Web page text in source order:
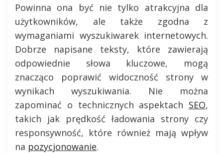
Powinna ona być nie tylko atrakcyjna dla
użytkowników, ale także zgodna z
wymaganiami wyszukiwarek internetowych.
Dobrze napisane teksty, które zawierają
odpowiednie słowa kluczowe, mogą
znacząco poprawić widoczność strony w
wynikach wyszukiwania. Nie można
zapominać o technicznych aspektach SEO,
takich jak prędkość ładowania strony czy
responsywność, które również mają wpływ
na pozycjonowanie.